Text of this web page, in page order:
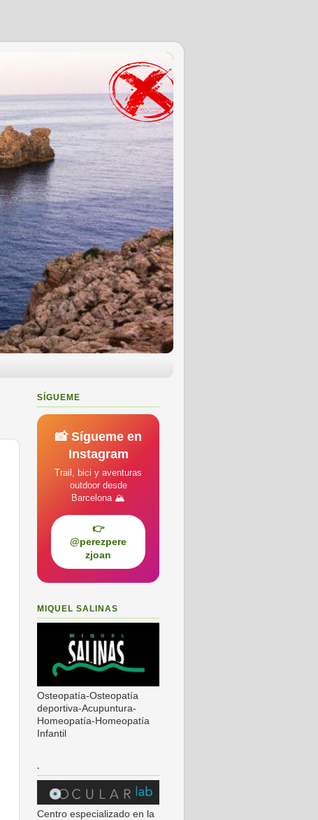
SÍGUEME
📸 Sígueme en
Instagram
Trail, bici y aventuras
outdoor desde
Barcelona 🏔️
👉
@perezpere
zjoan
MIQUEL SALINAS
Osteopatía-Osteopatía
deportiva-Acupuntura-
Homeopatía-Homeopatía
Infantil
.
Centro especializado en la